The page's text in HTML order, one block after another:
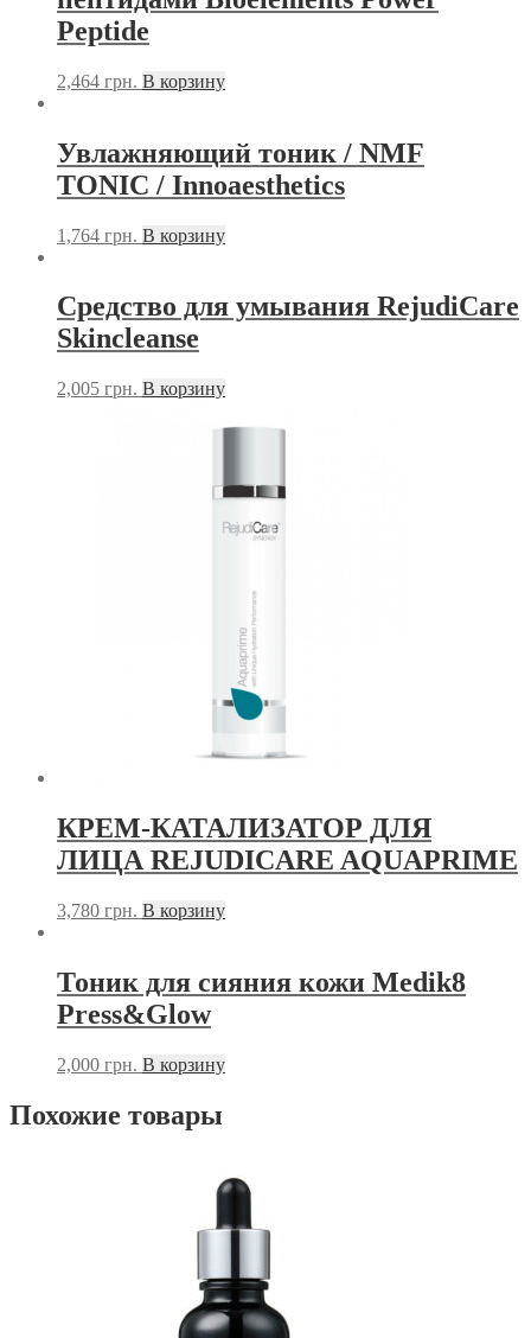
Peptide
2,464 грн. В корзину
Увлажняющий тоник / NMF
ТONIC / Innoaesthetics
1,764 грн. В корзину
Средство для умывания RejudiCare
Skincleanse
2,005 грн. В корзину
КРЕМ-КАТАЛИЗАТОР ДЛЯ
ЛИЦА REJUDICARE AQUAPRIME
3,780 грн. В корзину
Тоник для сияния кожи Medik8
Press&Glow
2,000 грн. В корзину
Похожие товары